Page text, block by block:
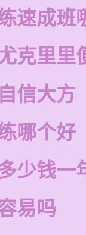
速成班
克里里
信大方
哪个好
少钱一
易吗